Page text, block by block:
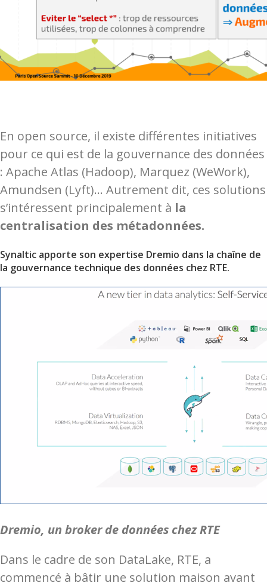
En open source, il existe différentes initiatives
pour ce qui est de la gouvernance des données
: Apache Atlas (Hadoop), Marquez (WeWork),
Amundsen (Lyft)… Autrement dit, ces solutions
s’intéressent principalement à la
centralisation des métadonnées.
Synaltic apporte son expertise Dremio dans la chaîne de
la gouvernance technique des données chez RTE.
Dremio, un broker de données chez RTE
Dans le cadre de son DataLake, RTE, a
commencé à bâtir une solution maison avant